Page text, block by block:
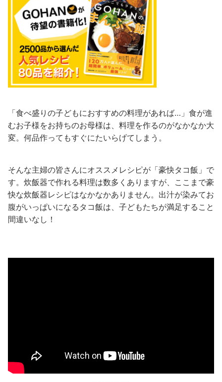
「食べ盛りの子どもにおすすめの料理があれば…」食が進
むお子様をお持ちのお母様は、料理を作るのがなかなか大
変。何品作ってもすぐにたいらげてしまう。
そんな主婦の皆さんにオススメレシピが「豪快タコ飯」で
す。炊飯器で作れる料理は数多くありますが、ここまで豪
快な炊飯器レシピはなかなかありません。出汁が染みてお
腹がいっぱいになるタコ飯は、子どもたちが満足すること
間違いなし！